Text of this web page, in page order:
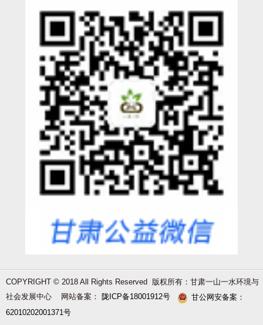
COPYRIGHT © 2018 All Rights Reserved 版权所有：甘肃一山一水环境与
社会发展中心 网站备案：
陇ICP备18001912号
甘公网安备案：
62010202001371号